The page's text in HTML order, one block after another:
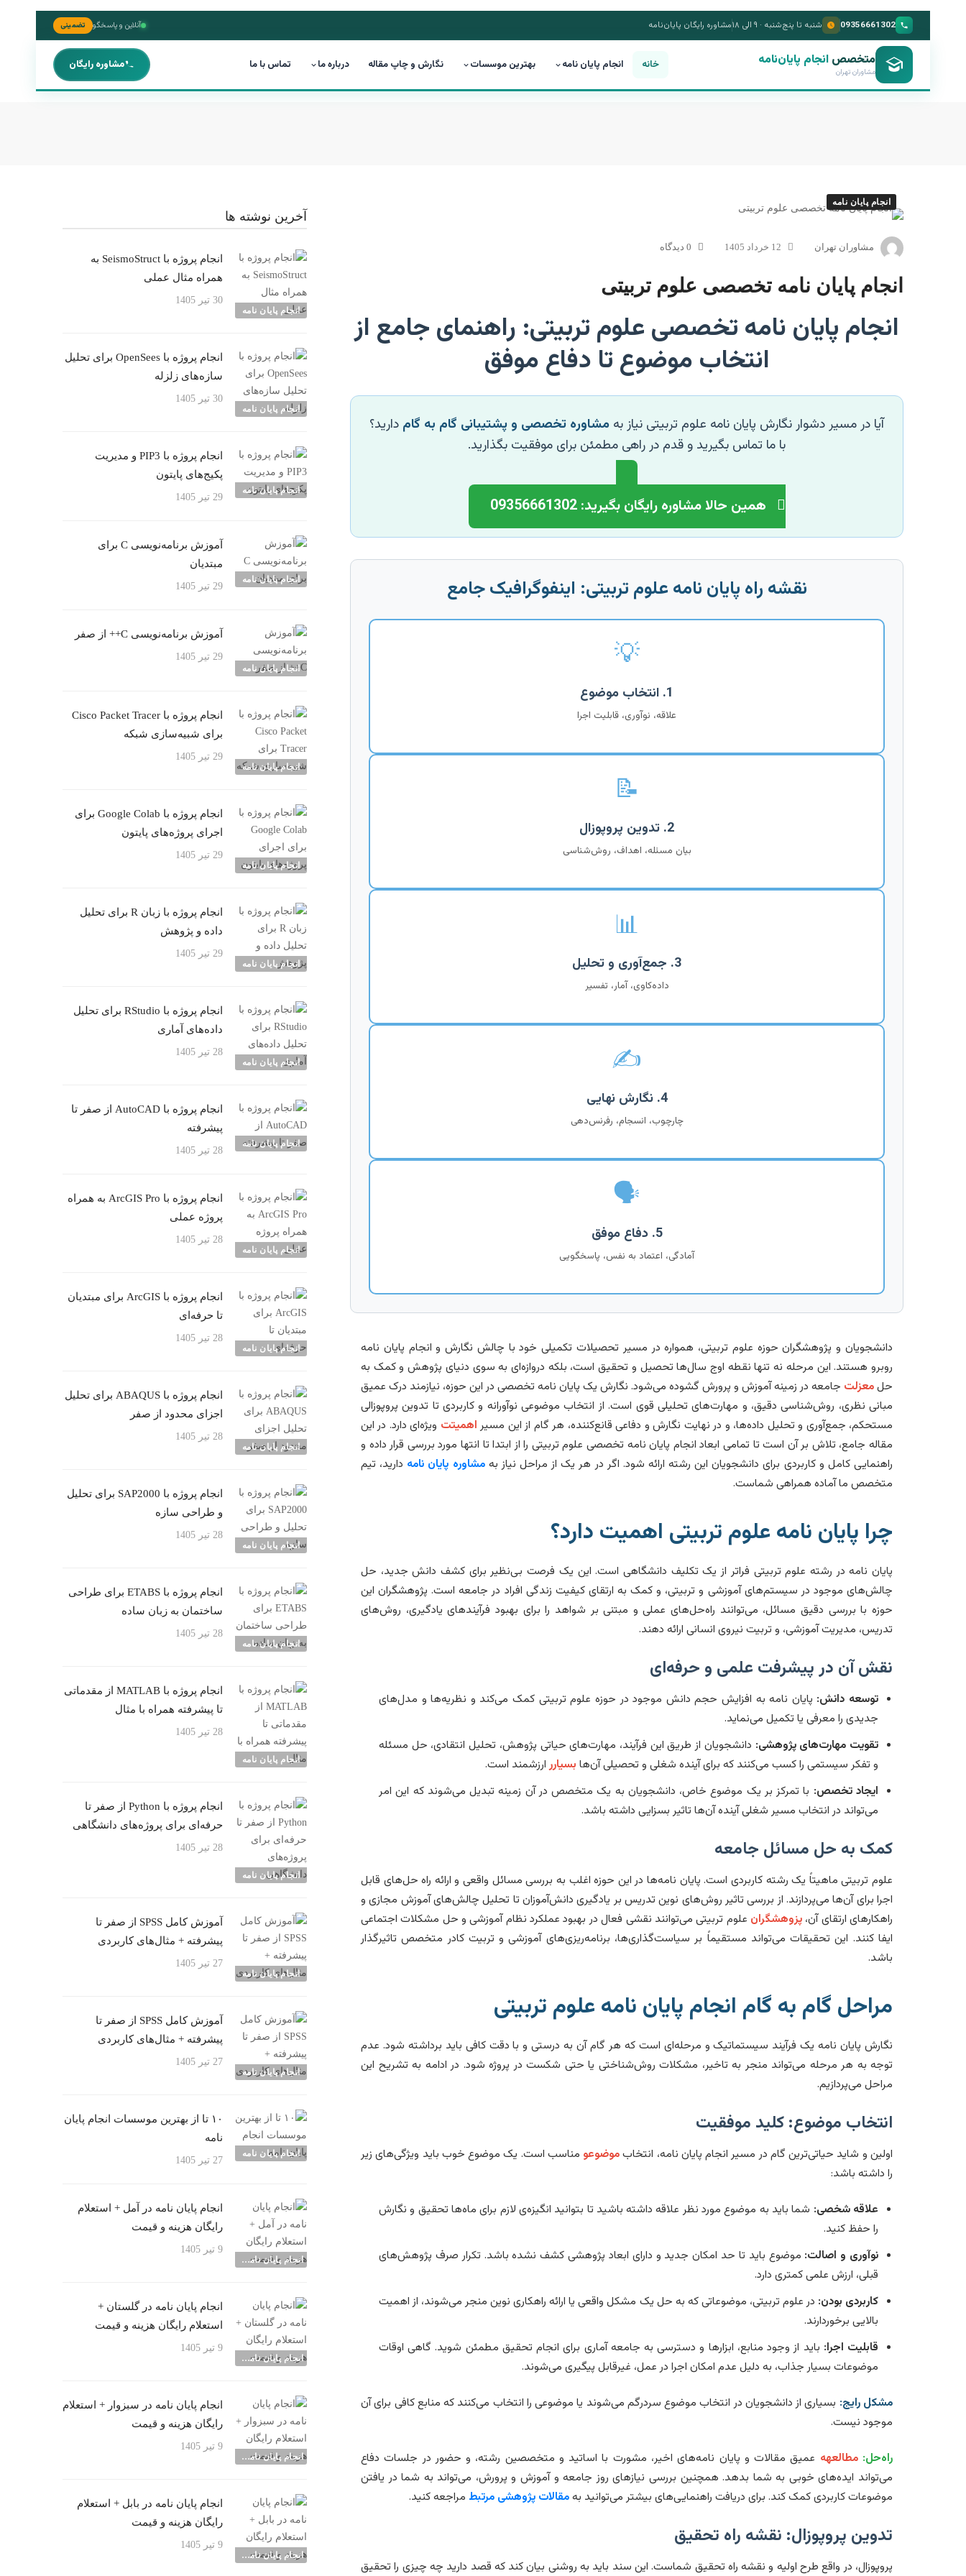
09356661302 شنبه تا پنج‌شنبه · ۹ الی ۱۸ مشاوره رایگان پایان‌نامه آنلاین و پاسخگو تضمینی
متخصص انجام پایان‌نامه
مشاوران تهران خانه انجام پایان نامه بهترین موسسات نگارش و چاپ مقاله درباره ما تماس با ما مشاوره رایگان
انجام پایان نامه
مشاوران تهران 12 خرداد 1405 0 دیدگاه
انجام پایان نامه تخصصی علوم تربیتی
انجام پایان نامه تخصصی علوم تربیتی: راهنمای جامع از
انتخاب موضوع تا دفاع موفق
آیا در مسیر دشوار نگارش پایان نامه علوم تربیتی نیاز به مشاوره تخصصی و پشتیبانی گام به گام دارید؟
با ما تماس بگیرید و قدم در راهی مطمئن برای موفقیت بگذارید.
همین حالا مشاوره رایگان بگیرید: 09356661302
نقشه راه پایان نامه علوم تربیتی: اینفوگرافیک جامع
💡
1. انتخاب موضوع
علاقه، نوآوری، قابلیت اجرا
📝
2. تدوین پروپوزال
بیان مسئله، اهداف، روش‌شناسی
📊
3. جمع‌آوری و تحلیل
داده‌کاوی، آمار، تفسیر
✍️
4. نگارش نهایی
چارچوب، انسجام، رفرنس‌دهی
🗣️
5. دفاع موفق
آمادگی، اعتماد به نفس، پاسخگویی
دانشجویان و پژوهشگران حوزه علوم تربیتی، همواره در مسیر تحصیلات تکمیلی خود با چالش نگارش و انجام پایان نامه
روبرو هستند. این مرحله نه تنها نقطه اوج سال‌ها تحصیل و تحقیق است، بلکه دروازه‌ای به سوی دنیای پژوهش و کمک به
حلمعزلت جامعه در زمینه آموزش و پرورش گشوده می‌شود. نگارش یک پایان نامه تخصصی در این حوزه، نیازمند درک عمیق
مبانی نظری، روش‌شناسی دقیق، و مهارت‌های تحلیلی قوی است. از انتخاب موضوعی نوآورانه و کاربردی تا تدوین پروپوزالی
مستحکم، جمع‌آوری و تحلیل داده‌ها، و در نهایت نگارش و دفاعی قانع‌کننده، هر گام از این مسیر اهمیتت ویژه‌ای دارد. در این
مقاله جامع، تلاش بر آن است تا تمامی ابعاد انجام پایان نامه تخصصی علوم تربیتی را از ابتدا تا انتها مورد بررسی قرار داده و
راهنمایی کامل و کاربردی برای دانشجویان این رشته ارائه شود. اگر در هر یک از مراحل نیاز بهمشاوره پایان نامه دارید، تیم
متخصص ما آماده همراهی شماست.
چرا پایان نامه علوم تربیتی اهمیت دارد؟
پایان نامه در رشته علوم تربیتی فراتر از یک تکلیف دانشگاهی است. این یک فرصت بی‌نظیر برای کشف دانش جدید، حل
چالش‌های موجود در سیستم‌های آموزشی و تربیتی، و کمک به ارتقای کیفیت زندگی افراد در جامعه است. پژوهشگران این
حوزه با بررسی دقیق مسائل، می‌توانند راه‌حل‌های عملی و مبتنی بر شواهد را برای بهبود فرآیندهای یادگیری، روش‌های
تدریس، مدیریت آموزشی، و تربیت نیروی انسانی ارائه دهند.
نقش آن در پیشرفت علمی و حرفه‌ای
توسعه دانش: پایان نامه به افزایش حجم دانش موجود در حوزه علوم تربیتی کمک می‌کند و نظریه‌ها و مدل‌های
جدیدی را معرفی یا تکمیل می‌نماید.
تقویت مهارت‌های پژوهشی: دانشجویان از طریق این فرآیند، مهارت‌های حیاتی پژوهش، تحلیل انتقادی، حل مسئله
و تفکر سیستمی را کسب می‌کنند که برای آینده شغلی و تحصیلی آن‌ها بسیاررارزشمند است.
ایجاد تخصص: با تمرکز بر یک موضوع خاص، دانشجویان به یک متخصص در آن زمینه تبدیل می‌شوند که این امر
می‌تواند در انتخاب مسیر شغلی آینده آن‌ها تاثیر بسزایی داشته باشد.
کمک به حل مسائل جامعه
علوم تربیتی ماهیتاً یک رشته کاربردی است. پایان نامه‌ها در این حوزه اغلب به بررسی مسائل واقعی و ارائه راه حل‌های قابل
اجرا برای آن‌ها می‌پردازند. از بررسی تاثیر روش‌های نوین تدریس بر یادگیری دانش‌آموزان تا تحلیل چالش‌های آموزش مجازی و
راهکارهای ارتقای آن،پزوهشگران علوم تربیتی می‌توانند نقشی فعال در بهبود عملکرد نظام آموزشی و حل مشکلات اجتماعی
ایفا کنند. این تحقیقات می‌تواند مستقیماً بر سیاست‌گذاری‌ها، برنامه‌ریزی‌های آموزشی و تربیت کادر متخصص تاثیرگذار
باشد.
مراحل گام به گام انجام پایان نامه علوم تربیتی
نگارش پایان نامه یک فرآیند سیستماتیک و مرحله‌ای است که هر گام آن به درستی و با دقت کافی باید برداشته شود. عدم
توجه به هر مرحله می‌تواند منجر به تاخیر، مشکلات روش‌شناختی یا حتی شکست در پروژه شود. در ادامه به تشریح این
مراحل می‌پردازیم.
انتخاب موضوع: کلید موفقیت
اولین و شاید حیاتی‌ترین گام در مسیر انجام پایان نامه، انتخابموضوعو مناسب است. یک موضوع خوب باید ویژگی‌های زیر
را داشته باشد:
علاقه شخصی: شما باید به موضوع مورد نظر علاقه داشته باشید تا بتوانید انگیزه‌ی لازم برای ماه‌ها تحقیق و نگارش
را حفظ کنید.
نوآوری و اصالت: موضوع باید تا حد امکان جدید و دارای ابعاد پژوهشی کشف نشده باشد. تکرار صرف پژوهش‌های
قبلی، ارزش علمی کمتری دارد.
کاربردی بودن: در علوم تربیتی، موضوعاتی که به حل یک مشکل واقعی یا ارائه راهکاری نوین منجر می‌شوند، از اهمیت
بالایی برخوردارند.
قابلیت اجرا: باید از وجود منابع، ابزارها و دسترسی به جامعه آماری برای انجام تحقیق مطمئن شوید. گاهی اوقات
موضوعات بسیار جذاب، به دلیل عدم امکان اجرا در عمل، غیرقابل پیگیری می‌شوند.
مشکل رایج: بسیاری از دانشجویان در انتخاب موضوع سردرگم می‌شوند یا موضوعی را انتخاب می‌کنند که منابع کافی برای آن
موجود نیست.
راه‌حل: مطالعهه عمیق مقالات و پایان نامه‌های اخیر، مشورت با اساتید و متخصصین رشته، و حضور در جلسات دفاع
می‌تواند ایده‌های خوبی به شما بدهد. همچنین بررسی نیازهای روز جامعه و آموزش و پرورش، می‌تواند به شما در یافتن
موضوعات کاربردی کمک کند. برای دریافت راهنمایی‌های بیشتر می‌توانید بهمقالات پژوهشی مرتبط مراجعه کنید.
تدوین پروپوزال: نقشه راه تحقیق
پروپوزال، در واقع طرح اولیه و نقشه راه تحقیق شماست. این سند باید به روشنی بیان کند که قصد دارید چه چیزی را تحقیق
آخرین نوشته ها
انجام پایان نامه
انجام پروژه با SeismoStruct به
همراه مثال عملی
30 تیر 1405
انجام پایان نامه
انجام پروژه با OpenSees برای تحلیل
سازه‌های زلزله
30 تیر 1405
انجام پایان نامه
انجام پروژه با PIP3 و مدیریت
پکیج‌های پایتون
29 تیر 1405
انجام پایان نامه
آموزش برنامه‌نویسی C برای
مبتدیان
29 تیر 1405
انجام پایان نامه
آموزش برنامه‌نویسی C++ از صفر
29 تیر 1405
انجام پایان نامه
انجام پروژه با Cisco Packet Tracer
برای شبیه‌سازی شبکه
29 تیر 1405
انجام پایان نامه
انجام پروژه با Google Colab برای
اجرای پروژه‌های پایتون
29 تیر 1405
انجام پایان نامه
انجام پروژه با زبان R برای تحلیل
داده و پژوهش
29 تیر 1405
انجام پایان نامه
انجام پروژه با RStudio برای تحلیل
داده‌های آماری
28 تیر 1405
انجام پایان نامه
انجام پروژه با AutoCAD از صفر تا
پیشرفته
28 تیر 1405
انجام پایان نامه
انجام پروژه با ArcGIS Pro به همراه
پروژه عملی
28 تیر 1405
انجام پایان نامه
انجام پروژه با ArcGIS برای مبتدیان
تا حرفه‌ای
28 تیر 1405
انجام پایان نامه
انجام پروژه با ABAQUS برای تحلیل
اجزای محدود از صفر
28 تیر 1405
انجام پایان نامه
انجام پروژه با SAP2000 برای تحلیل
و طراحی سازه
28 تیر 1405
انجام پایان نامه
انجام پروژه با ETABS برای طراحی
ساختمان به زبان ساده
28 تیر 1405
انجام پایان نامه
انجام پروژه با MATLAB از مقدماتی
تا پیشرفته همراه با مثال
28 تیر 1405
انجام پایان نامه
انجام پروژه با Python از صفر تا
حرفه‌ای برای پروژه‌های دانشگاهی
28 تیر 1405
انجام پایان نامه
آموزش کامل SPSS از صفر تا
پیشرفته + مثال‌های کاربردی
27 تیر 1405
انجام پایان نامه
آموزش کامل SPSS از صفر تا
پیشرفته + مثال‌های کاربردی
27 تیر 1405
انجام پایان نامه
۱۰ تا از بهترین موسسات انجام پایان
نامه
27 تیر 1405
انجام پایان نامه شهرها
انجام پایان نامه در آمل + استعلام
رایگان هزینه و قیمت
9 تیر 1405
انجام پایان نامه شهرها
انجام پایان نامه در گلستان +
استعلام رایگان هزینه و قیمت
9 تیر 1405
انجام پایان نامه شهرها
انجام پایان نامه در سبزوار + استعلام
رایگان هزینه و قیمت
9 تیر 1405
انجام پایان نامه شهرها
انجام پایان نامه در بابل + استعلام
رایگان هزینه و قیمت
9 تیر 1405